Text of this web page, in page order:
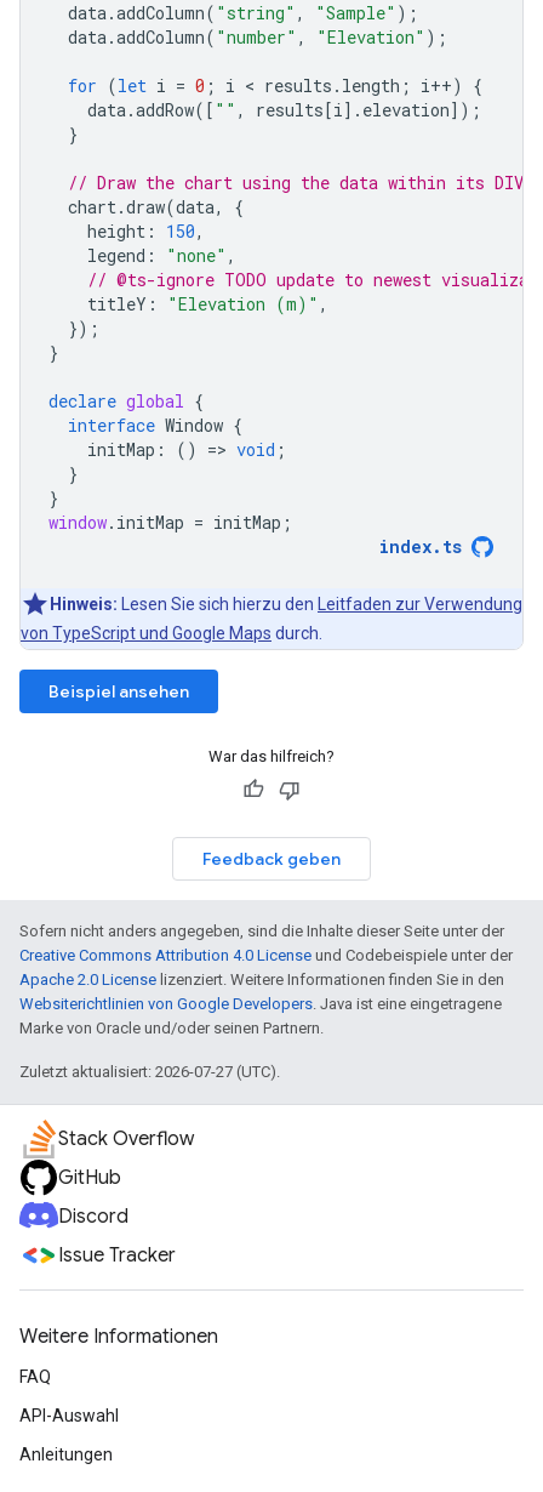
data.addColumn( "string" , "Sample" );
data.addColumn( "number" , "Elevation" );
for (let i = 0 ; i < results . length ; i++)
{
data.addRow([ "" , results[i]. elevation]);
}
// Draw the chart using the data within its DIV.
chart.draw(data,
{
height : 150,
legend : "none" ,
// @ts-ignore TODO update to newest
titleY : "Elevation (m)" ,
});
}
declare global {
interface Window {
initMap : () => void ;
}
}
window. initMap = initMap ;
index. ts
Hinweis: Lesen Sie sich hierzu den
Leitfaden zur Verwendung
von TypeScript und Google Maps durch.
Beispiel ansehen
War das hilfreich?
Feedback geben
Sofern nicht anders angegeben, sind die Inhalte dieser Seite unter der
Creative Commons Attribution 4.0 License und Codebeispiele unter der
Apache 2.0 License lizenziert. Weitere Informationen finden Sie in den
Websiterichtlinien von Google Developers. Java ist eine eingetragene
Marke von Oracle und/oder seinen Partnern.
Zuletzt aktualisiert: 2026-07-27 (UTC).
Stack Overflow
GitHub
Discord
Issue Tracker
Weitere Informationen
FAQ
API-Auswahl
Anleitungen